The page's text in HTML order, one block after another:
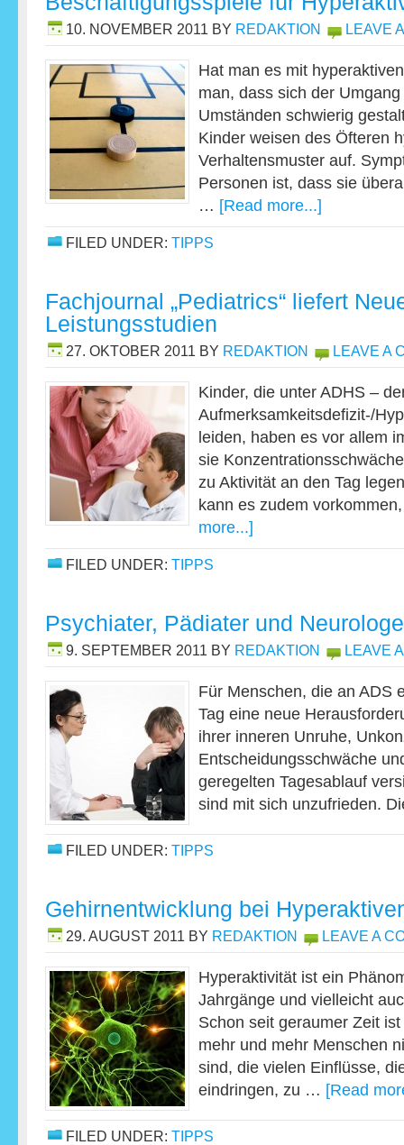
10. NOVEMBER 2011 BY REDAKTION LEAVE
Hat man es mit
man, dass sich der
Umständen schwierig
Kinder weisen des Öfteren
Verhaltensmuster auf.
Personen ist, dass sie
… [Read more...]
FILED UNDER: TIPPS
Fachjournal „Pediatrics“ liefert
Leistungsstudien
27. OKTOBER 2011 BY REDAKTION LEAVE A
Kinder, die unter ADHS –
Aufmerksamkeitsdefizit-/
leiden, haben es vor allem
sie
zu Aktivität an den Tag
kann es zudem
more...]
FILED UNDER: TIPPS
Psychiater, Pädiater und
9. SEPTEMBER 2011 BY REDAKTION LEAVE
Für Menschen, die an ADS
Tag eine neue
ihrer inneren Unruhe,
Entscheidungsschwäche
geregelten Tagesablauf
sind mit sich unzufrieden.
FILED UNDER: TIPPS
Gehirnentwicklung bei
29. AUGUST 2011 BY REDAKTION LEAVE A
Hyperaktivität ist ein
Jahrgänge und vielleicht
Schon seit geraumer Zeit
mehr und mehr Menschen
sind, die vielen Einflüsse,
eindringen, zu … [Read
FILED UNDER: TIPPS